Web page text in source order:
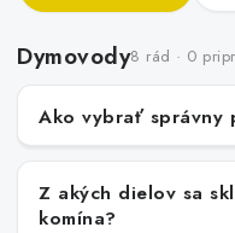
Filtrovanie a
Záhrada a závlaha
Dymovody8 rád · 0
Ako vybrať správny
Z akých dielov sa
komína?